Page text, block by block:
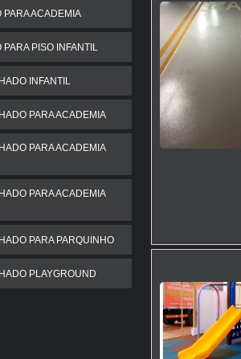
ACADEMIA
PISO INFANTIL
INFANTIL
PARA ACADEMIA
PARA ACADEMIA
PARA ACADEMIA
PARA PARQUINHO
PLAYGROUND